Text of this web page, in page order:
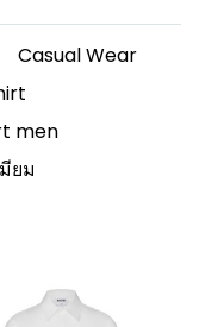
Casual Wear
men
ยม